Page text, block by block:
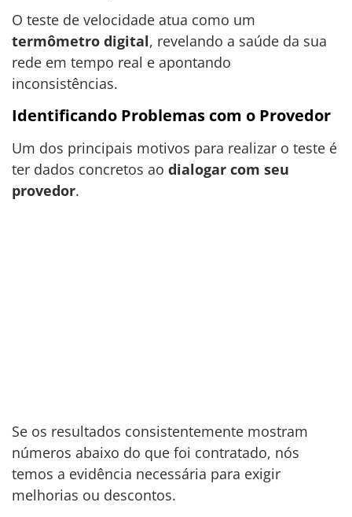
O teste de velocidade atua como um
termômetro digital, revelando a saúde da sua
rede em tempo real e apontando
inconsistências.
Identificando Problemas com o Provedor
Um dos principais motivos para realizar o teste é
ter dados concretos ao dialogar com seu
provedor.
Se os resultados consistentemente mostram
números abaixo do que foi contratado, nós
temos a evidência necessária para exigir
melhorias ou descontos.